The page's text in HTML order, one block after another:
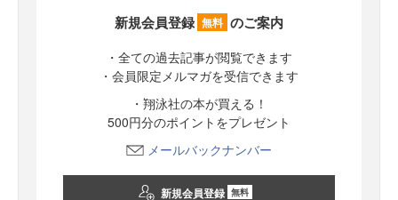
新規会員登録 無料 のご案内
・全ての過去記事が閲覧できます
・会員限定メルマガを受信できます
・翔泳社の本が買える！
500円分のポイントをプレゼント
メールバックナンバー
新規会員登録 無料